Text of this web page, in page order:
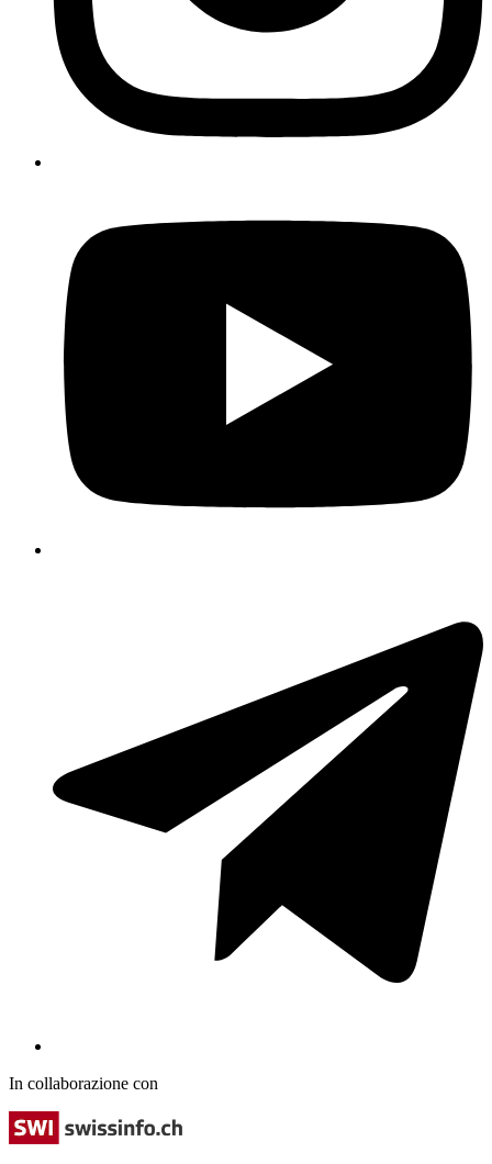
In collaborazione con